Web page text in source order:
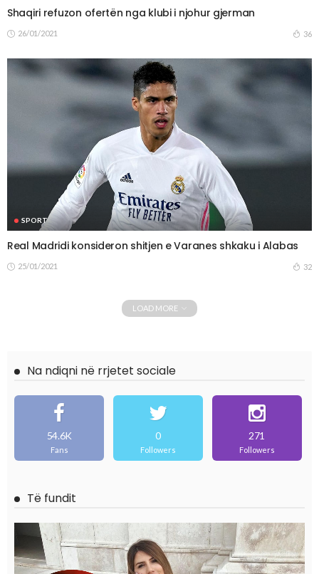
Shaqiri refuzon ofertën nga klubi i njohur gjerman
26/01/2021 36
SPORT
Real Madridi konsideron shitjen e Varanes shkaku i Alabas
25/01/2021 32
LOAD MORE
Na ndiqni në rrjetet sociale
54.6K
Fans
0
Followers
271
Followers
Të fundit